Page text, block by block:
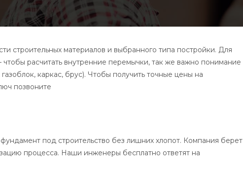
строительных материалов и выбранного типа постройки. Для
расчитать внутренние перемычки, так же важно понимание
каркас, брус). Чтобы получить точные цены на
позвоните
под строительство без лишних хлопот. Компания берет
процесса. Наши инженеры бесплатно ответят на